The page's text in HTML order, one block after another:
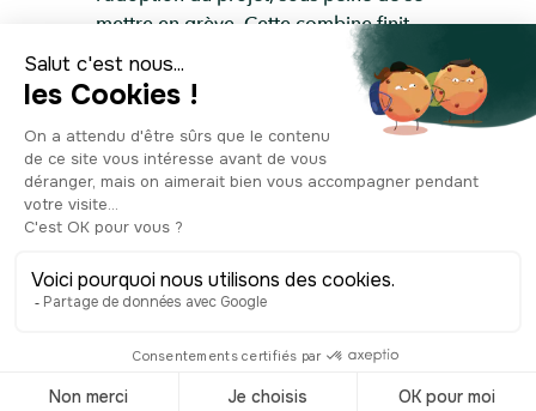
mettre en grève. Cette combine finit
par porter ses fruits, car deux ans plus
tard, le terrain du petit jardin National
est choisi pour accueillir le futur
théâtre. Doucement, mais sûrement, la
nouvelle adresse culturelle d’Albi sort
de terre, pour être finalement
inaugurée en 1893. De l’extérieur
exécuté avec soins par des artisans
albigeois et toulousains. Sujet à des
2013, le théâtre des Lices est l’un des
monuments historiques d’Albi depuis